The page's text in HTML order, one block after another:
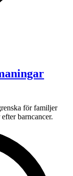
för familjer
barncancer.